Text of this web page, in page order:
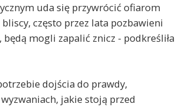
uda się przywrócić ofiarom
często przez lata pozbawieni
mogli zapalić znicz - podkreśliła
dojścia do prawdy,
jakie stoją przed